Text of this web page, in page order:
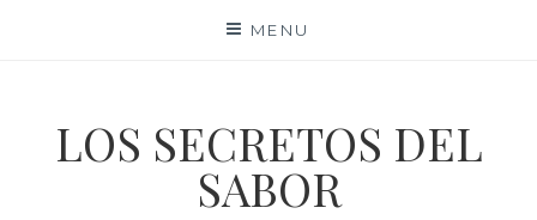
MENU
LOS SECRETOS DEL
SABOR